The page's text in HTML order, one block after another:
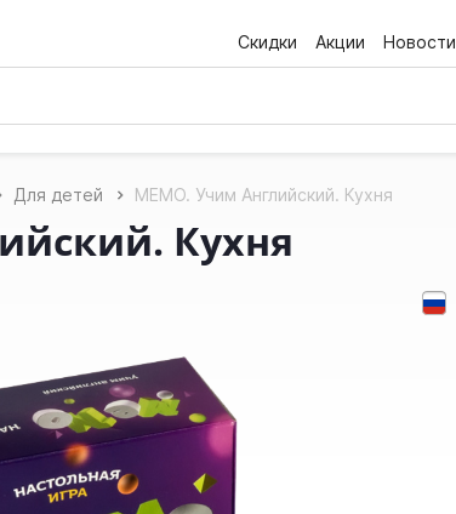
Скидки Акции Новости
Для детей МЕМО. Учим Английский. Кухня
Кухня